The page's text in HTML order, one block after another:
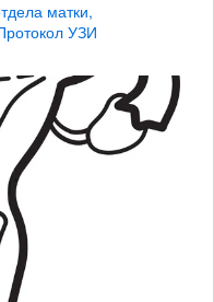
матки,
УЗИ